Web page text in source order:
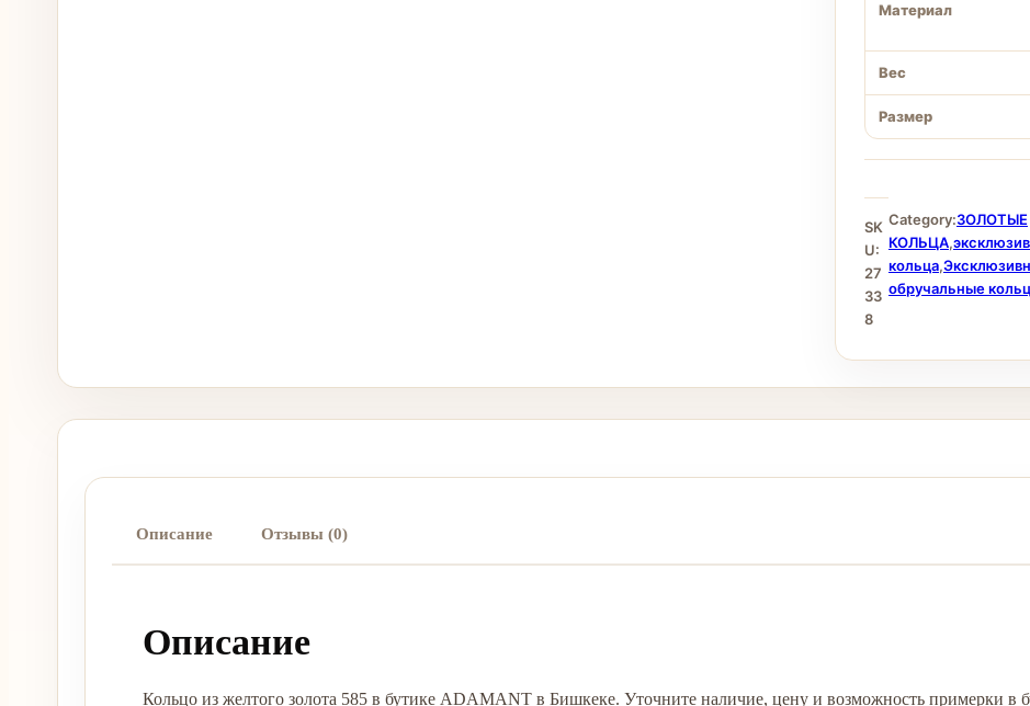
Материал
Вес
Размер
SK
U:
27
33
8
Category:ЗОЛОТЫЕ
КОЛЬЦА,
кольца,
обручальные
Описание Отзывы (0)
Описание
Кольцо из желтого золота 585 в бутике ADAMANT в Бишкеке. Уточните наличие, цену и возможность примерки в